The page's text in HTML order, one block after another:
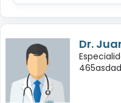
Dr.
465asdad